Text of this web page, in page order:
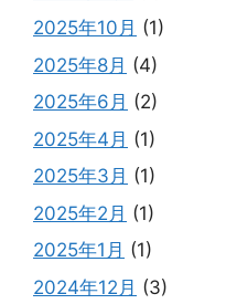
2025年10月 (1)
2025年8月 (4)
2025年6月 (2)
2025年4月 (1)
2025年3月 (1)
2025年2月 (1)
2025年1月 (1)
2024年12月 (3)